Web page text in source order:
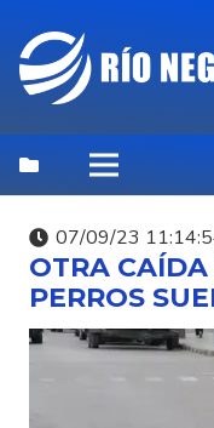
07/09/23
OTRA
PERROS